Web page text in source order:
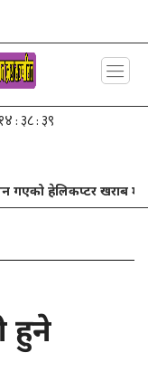
खराब मौसमका
हुने